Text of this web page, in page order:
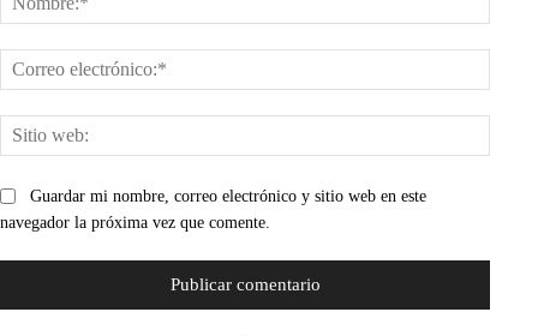
web:
Guardar mi nombre, correo electrónico y sitio web en este
navegador la próxima vez que comente.